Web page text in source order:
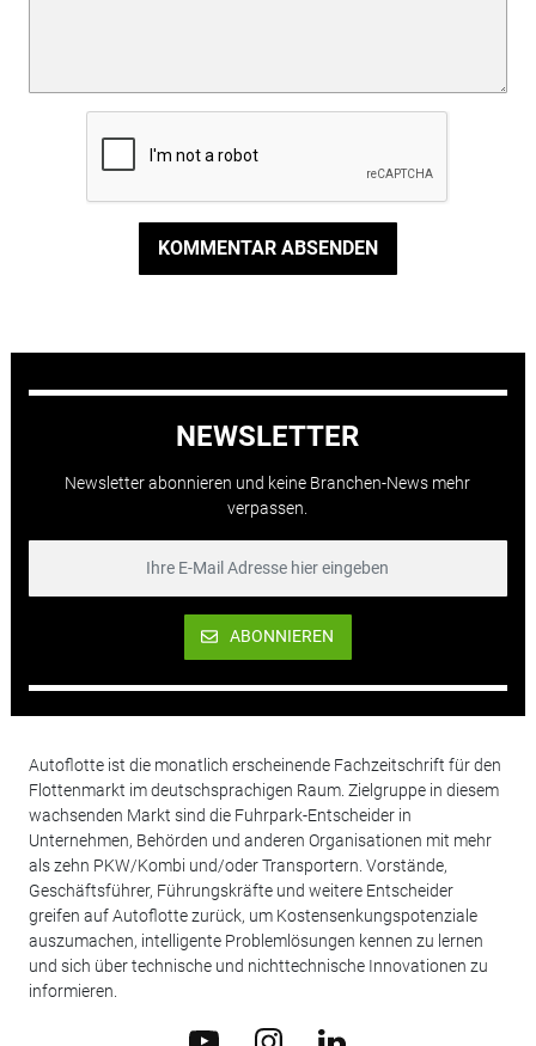
KOMMENTAR ABSENDEN
NEWSLETTER
Newsletter abonnieren und keine Branchen-News mehr
verpassen.
ABONNIEREN
Autoflotte ist die monatlich erscheinende Fachzeitschrift für den
Flottenmarkt im deutschsprachigen Raum. Zielgruppe in diesem
wachsenden Markt sind die Fuhrpark-Entscheider in
Unternehmen, Behörden und anderen Organisationen mit mehr
als zehn PKW/Kombi und/oder Transportern. Vorstände,
Geschäftsführer, Führungskräfte und weitere Entscheider
greifen auf Autoflotte zurück, um Kostensenkungspotenziale
auszumachen, intelligente Problemlösungen kennen zu lernen
und sich über technische und nichttechnische Innovationen zu
informieren.